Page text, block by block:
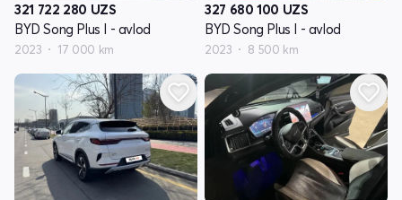
321 722 280 UZS
BYD Song Plus I - avlod
2023 17 000 km
327 680 100 UZS
BYD Song Plus I - avlod
2023 8 500 km